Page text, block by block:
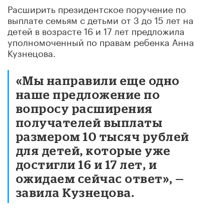
Расширить президентское поручение по
выплате семьям с детьми от 3 до 15 лет на
детей в возрасте 16 и 17 лет предложила
уполномоченный по правам ребенка Анна
Кузнецова.
«Мы направили еще одно
наше предложение по
вопросу расширения
получателей выплаты
размером 10 тысяч рублей
для детей, которые уже
достигли 16 и 17 лет, и
ожидаем сейчас ответ», —
завила Кузнецова.